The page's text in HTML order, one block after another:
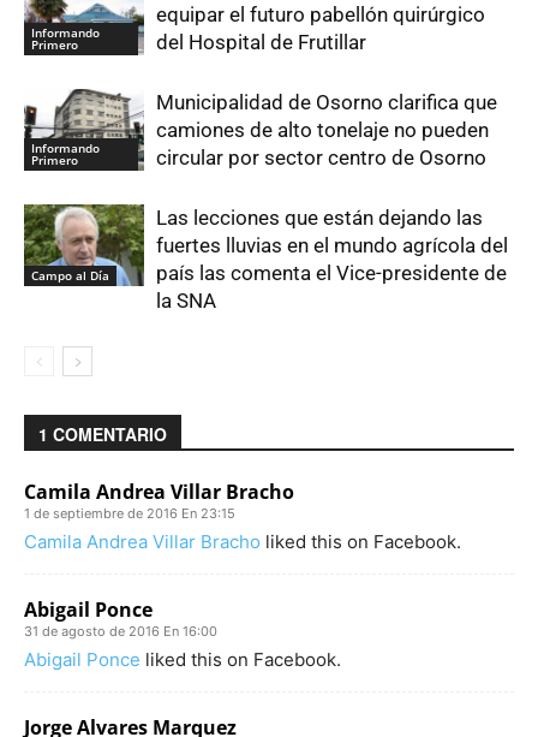
Informando
Primero
equipar el futuro pabellón quirúrgico
del Hospital de Frutillar
Informando
Primero
Municipalidad de Osorno clarifica que
camiones de alto tonelaje no pueden
circular por sector centro de Osorno
Campo al Día
Las lecciones que están dejando las
fuertes lluvias en el mundo agrícola del
país las comenta el Vice-presidente de
la SNA
1 COMENTARIO
Camila Andrea Villar Bracho
1 de septiembre de 2016 En 23:15
Camila Andrea Villar Bracho liked this on Facebook.
Abigail Ponce
31 de agosto de 2016 En 16:00
Abigail Ponce liked this on Facebook.
Jorge Alvares Marquez